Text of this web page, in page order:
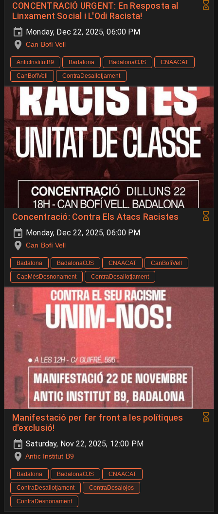
CONCENTRACIÓ URGENT: En Resposta al
Linxament Social i L'Odi Racista!
Monday, Dec 22, 2025, 06:00 PM
Can Bofí Vell
AnticInstitutB9 Badalona BadalonaOJS
CNAACAT
CanBofíVell
ContraDesallotjament
Concentració: Contra Els Atacs Racistes
Monday, Dec 22, 2025, 06:00 PM
Can Bofí Vell
Badalona BadalonaOJS CNAACAT
CanBofíVell
CapMésDesnonament
ContraDesallotjament
Manifestació per fer front a les polítiques
d'exclusió!
Saturday, Nov 22, 2025, 12:00 PM
Antic Institut B9
Badalona BadalonaOJS
CNAACAT
ContraDesallotjament
ContraDesalojos
ContraDesnonament